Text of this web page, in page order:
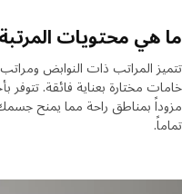
هي محتويات المرتبة؟
المراتب ذات النوابض ومراتب
مختارة بعناية فائقة. تتوفر
بمناطق راحة مما يمنح جسمك